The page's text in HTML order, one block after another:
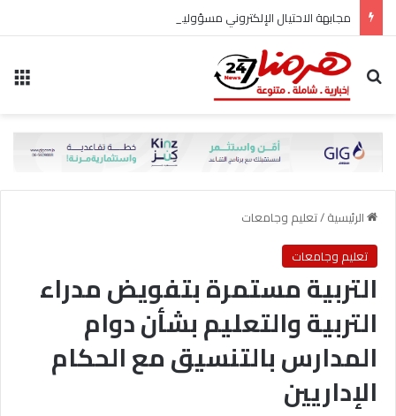
مجابهة الاحتيال الإلكتروني مسؤولية مشتركة
بحث عن
الرئيسية/تعليم وجامعات
تعليم وجامعات
التربية مستمرة بتفويض مدراء
التربية والتعليم بشأن دوام
المدارس بالتنسيق مع الحكام
الإداريين